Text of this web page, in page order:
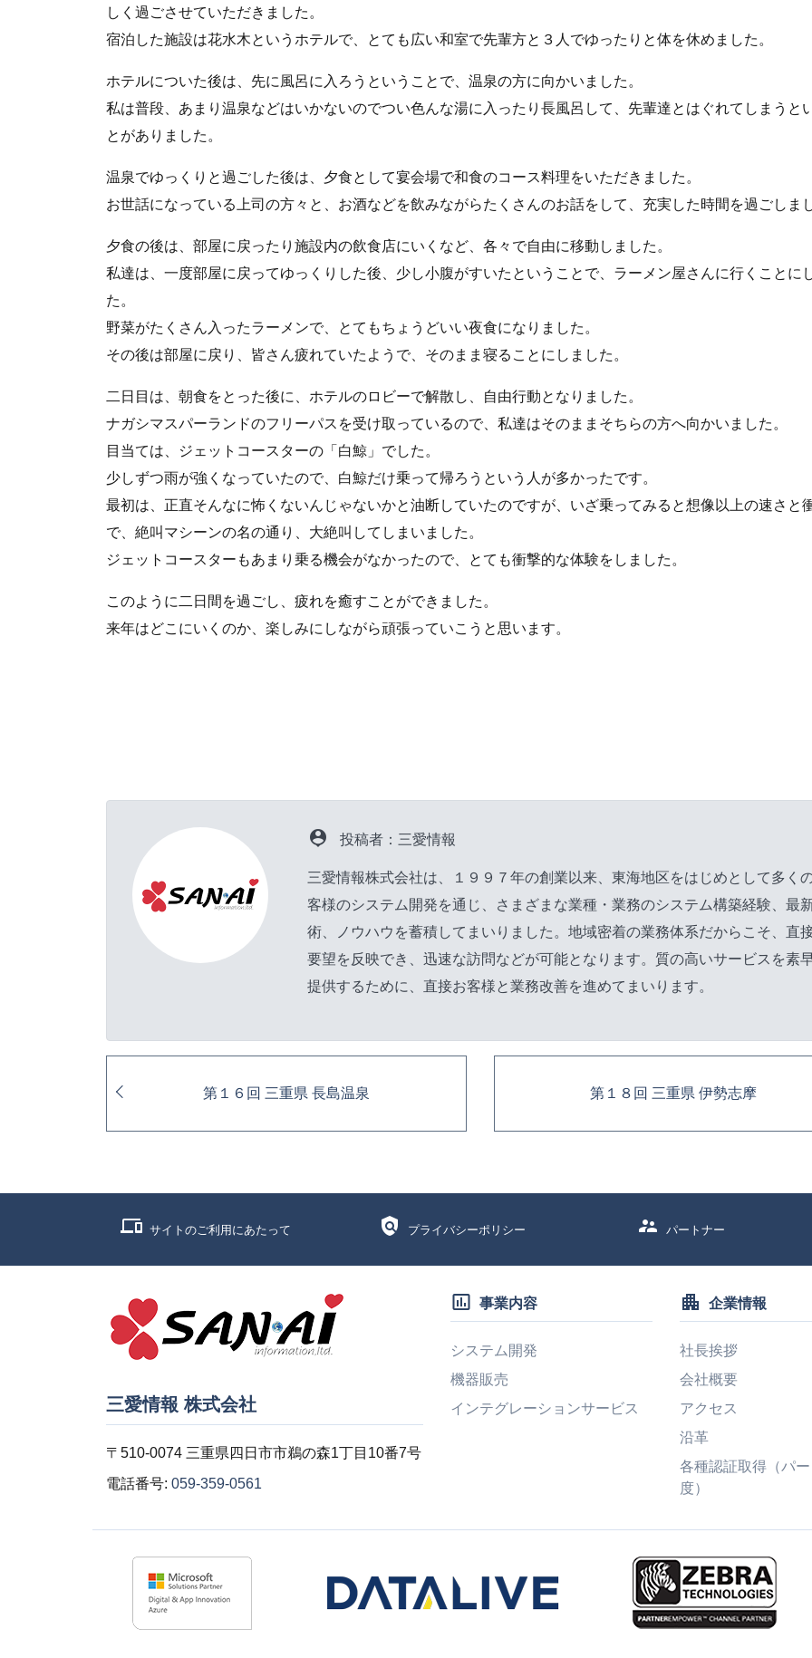
しく過ごさせていただきました。
宿泊した施設は花水木というホテルで、とても広い和室で先輩方と３人でゆったりと体を休めました。
ホテルについた後は、先に風呂に入ろうということで、温泉の方に向かいました。
私は普段、あまり温泉などはいかないのでつい色んな湯に入ったり長風呂して、先輩達とはぐれてしまうと
とがありました。
温泉でゆっくりと過ごした後は、夕食として宴会場で和食のコース料理をいただきました。
お世話になっている上司の方々と、お酒などを飲みながらたくさんのお話をして、充実した時間を過ごしま
夕食の後は、部屋に戻ったり施設内の飲食店にいくなど、各々で自由に移動しました。
私達は、一度部屋に戻ってゆっくりした後、少し小腹がすいたということで、ラーメン屋さんに行くことに
た。
野菜がたくさん入ったラーメンで、とてもちょうどいい夜食になりました。
その後は部屋に戻り、皆さん疲れていたようで、そのまま寝ることにしました。
二日目は、朝食をとった後に、ホテルのロビーで解散し、自由行動となりました。
ナガシマスパーランドのフリーパスを受け取っているので、私達はそのままそちらの方へ向かいました。
目当ては、ジェットコースターの「白鯨」でした。
少しずつ雨が強くなっていたので、白鯨だけ乗って帰ろうという人が多かったです。
最初は、正直そんなに怖くないんじゃないかと油断していたのですが、いざ乗ってみると想像以上の速さと
で、絶叫マシーンの名の通り、大絶叫してしまいました。
ジェットコースターもあまり乗る機会がなかったので、とても衝撃的な体験をしました。
このように二日間を過ごし、疲れを癒すことができました。
来年はどこにいくのか、楽しみにしながら頑張っていこうと思います。
person_pin
投稿者：三愛情報
三愛情報株式会社は、１９９７年の創業以来、東海地区をはじめとして多く
客様のシステム開発を通じ、さまざまな業種・業務のシステム構築経験、最
術、ノウハウを蓄積してまいりました。地域密着の業務体系だからこそ、直
要望を反映でき、迅速な訪問などが可能となります。質の高いサービスを素
提供するために、直接お客様と業務改善を進めてまいります。
第１６回 三重県 長島温泉 第１８回 三重県 伊勢志摩
phonelink サイトのご利用にあたって policy プライバシーポリシー supervisor_account パートナー
三愛情報 株式会社
〒510-0074 三重県四日市市鵜の森1丁目10番7号
電話番号: 059-359-0561
insert_chart_outlined 事業内容
システム開発
機器販売
インテグレーションサービス
apartment 企業情報
社長挨拶
会社概要
アクセス
沿革
各種認証取得（パ
度）